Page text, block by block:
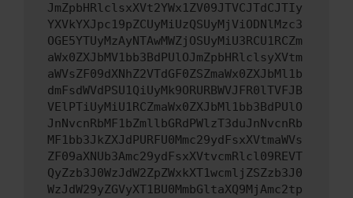
JmZpbHRlclsxXVt2YWx1ZV09JTVCJTdCJTIy
YXVkYXJpc19pZCUyMiUzQSUyMjViODNlMzc3
OGE5YTUyMzAyNTAwMWZjOSUyMiU3RCU1RCZm
aWx0ZXJbMV1bb3BdPUlOJmZpbHRlclsyXVtm
aWVsZF09dXNhZ2VTdGF0ZSZmaWx0ZXJbMl1b
dmFsdWVdPSU1QiUyMk9ORURBWVJFR0lTVFJB
VElPTiUyMiU1RCZmaWx0ZXJbMl1bb3BdPUlO
JnNvcnRbMF1bZmllbGRdPWlzT3duJnNvcnRb
MF1bb3JkZXJdPURFU0Mmc29ydFsxXVtmaWVs
ZF09aXNUb3Amc29ydFsxXVtvcmRlcl09REVT
QyZzb3J0WzJdW2ZpZWxkXT1wcmljZSZzb3J0
WzJdW29yZGVyXT1BU0MmbGltaXQ9MjAmc2tp